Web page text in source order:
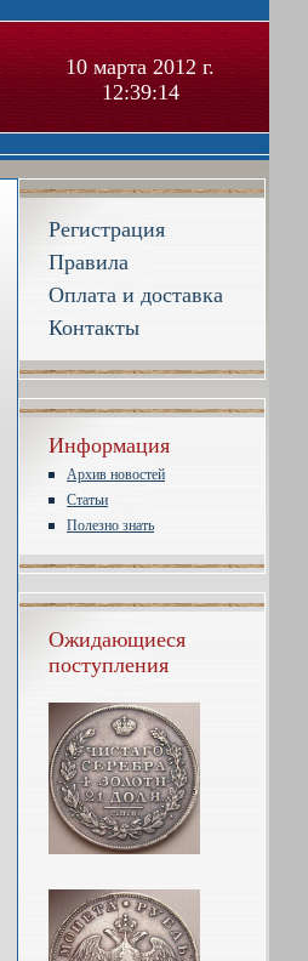
10 марта 2012 г.
12:39:15
Регистрация
Правила
Оплата и доставка
Контакты
Информация
Архив новостей
Статьи
Полезно знать
Ожидающиеся
поступления